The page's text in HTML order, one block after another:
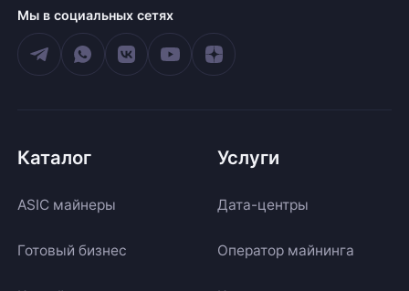
Мы в социальных сетях
Каталог
ASIC майнеры
Готовый бизнес
Услуги
Дата-центры
Оператор майнинга